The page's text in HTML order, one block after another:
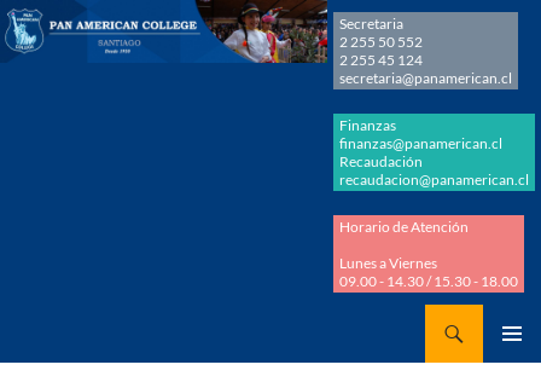
Secretaria
2 255 50 552
2 255 45 124
secretaria@panamerican.cl
Finanzas
finanzas@panamerican.cl
Recaudación
recaudacion@panamerican.cl
Horario de Atención
Lunes a Viernes
09.00 - 14.30 / 15.30 - 18.00